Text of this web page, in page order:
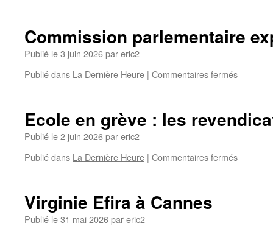
Commission parlementaire
Publié le3 juin 2026pareric2
Publié dans La Dernière Heure | Commentaires fermés
Ecole en grève : les
Publié le2 juin 2026pareric2
Publié dans La Dernière Heure | Commentaires fermés
Virginie Efira à Cannes
Publié le31 mai 2026pareric2